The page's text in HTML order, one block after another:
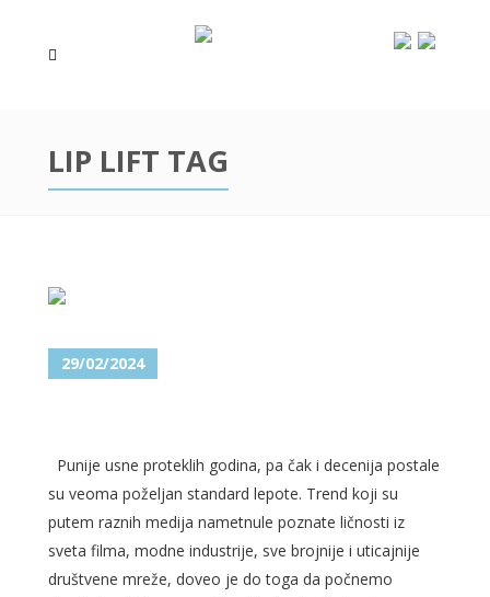
LIP LIFT TAG
29/02/2024
Punije usne proteklih godina, pa čak i decenija postale
su veoma poželjan standard lepote. Trend koji su
putem raznih medija nametnule poznate ličnosti iz
sveta filma, modne industrije, sve brojnije i uticajnije
društvene mreže, doveo je do toga da počnemo